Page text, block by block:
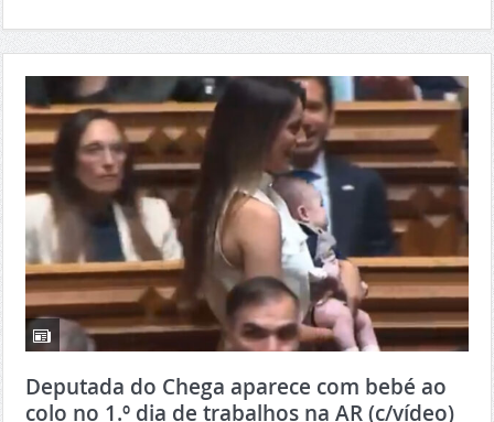
Deputada do Chega aparece com bebé ao
colo no 1.º dia de trabalhos na AR (c/vídeo)